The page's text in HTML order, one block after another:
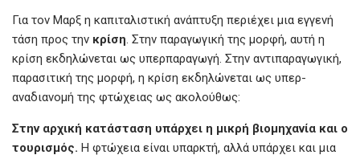
Για τον Μαρξ η καπιταλιστική ανάπτυξη περιέχει μια εγγενή
τάση προς την κρίση. Στην παραγωγική της μορφή, αυτή η
κρίση εκδηλώνεται ως υπερπαραγωγή. Στην αντιπαραγωγική,
παρασιτική της μορφή, η κρίση εκδηλώνεται ως υπερ-
αναδιανομή της φτώχειας ως ακολούθως:
Στην αρχική κατάσταση υπάρχει η μικρή βιομηχανία και ο
τουρισμός. Η φτώχεια είναι υπαρκτή, αλλά υπάρχει και μια